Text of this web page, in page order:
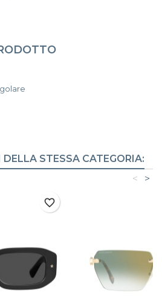
STESSA CATEGORIA:
>
<
favorite_border